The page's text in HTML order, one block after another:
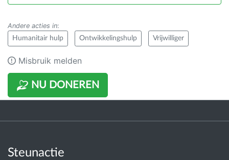
NU DONEREN
Andere acties in:
Humanitair hulp Ontwikkelingshulp Vrijwilliger
Misbruik melden
Steunactie